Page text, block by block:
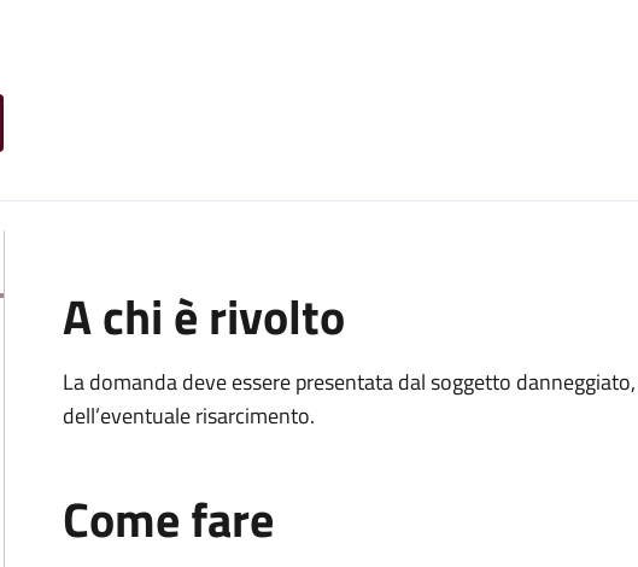
A chi è rivolto
La domanda deve essere presentata dal soggetto
dell’eventuale risarcimento.
Come fare